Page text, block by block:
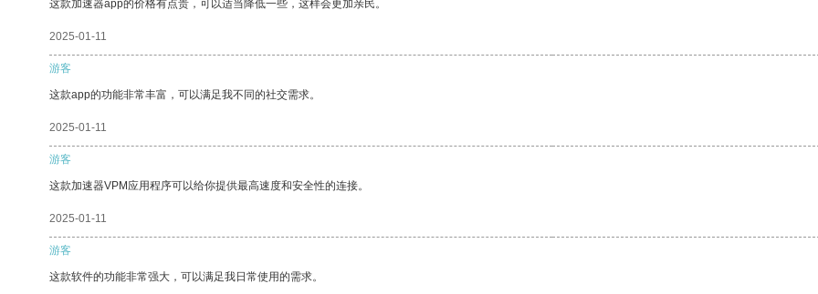
这款加速器app的价格有点贵，可以适当降低一些，这样会更加亲民。
2025-01-11
游客
这款app的功能非常丰富，可以满足我不同的社交需求。
2025-01-11
游客
这款加速器VPM应用程序可以给你提供最高速度和安全性的连接。
2025-01-11
游客
这款软件的功能非常强大，可以满足我日常使用的需求。